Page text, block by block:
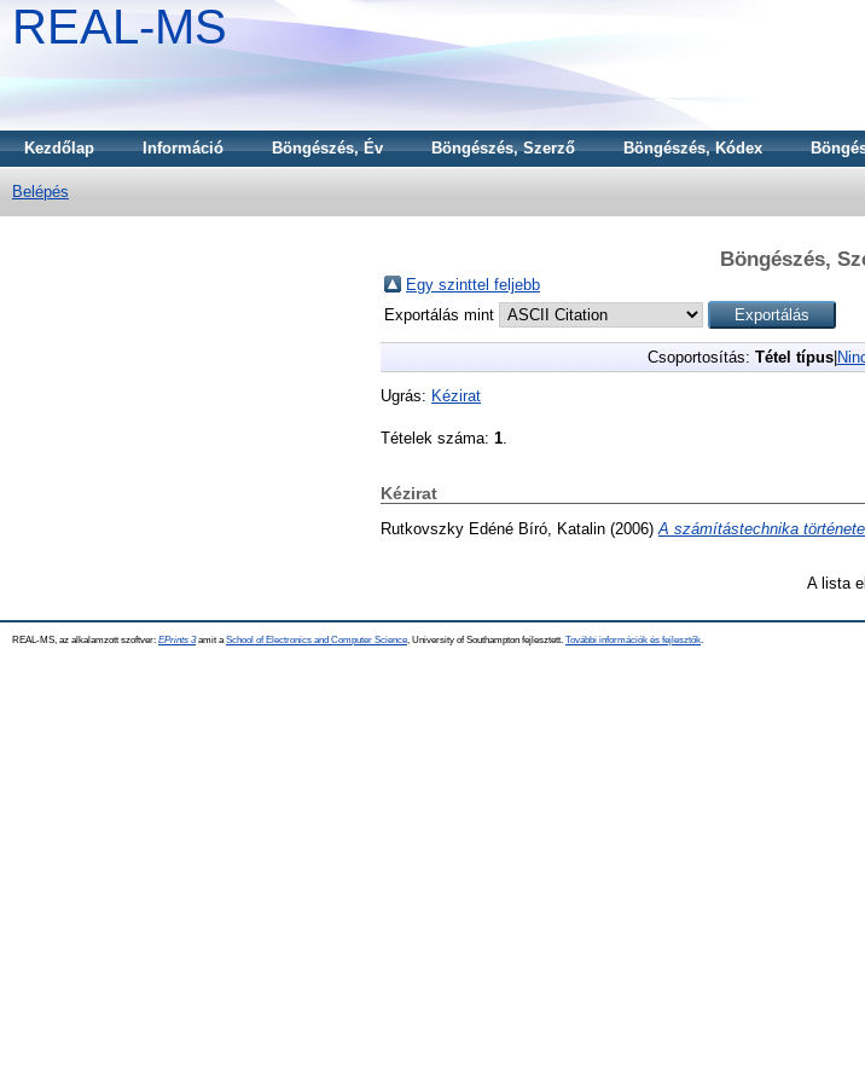
REAL-MS
Kezdőlap Információ Böngészés, Év Böngészés, Szerző Böngészés, Kódex
Belépés
Böngészés,
Egy szinttel feljebb
Exportálás mint
Csoportosítás: Tétel típus|
Ugrás: Kézirat
Tételek száma: 1
Kézirat
Rutkovszky Edéné Bíró, Katalin (2006) A számítástechnika története.
A lista
REAL-MS, az alkalamzott szoftver: EPrints 3amit a School of Electronics and Computer Science , University of Southampton fejlesztett. További információk és fejlesztők